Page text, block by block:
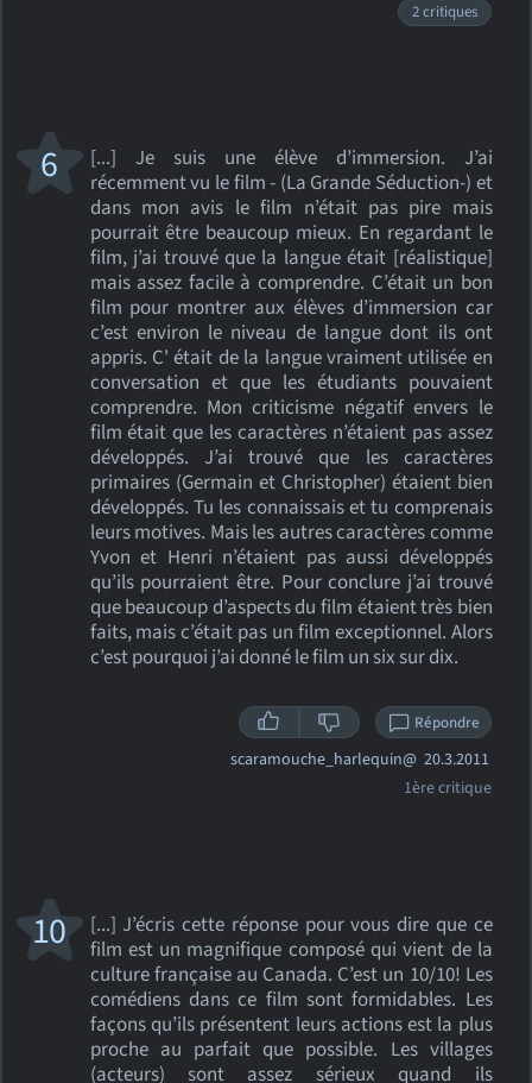
2 critiques
[...] Je suis une élève d’immersion. J’ai
récemment vu le film - (La Grande Séduction-) et
dans mon avis le film n’était pas pire mais
pourrait être beaucoup mieux. En regardant le
film, j’ai trouvé que la langue était [réalistique]
mais assez facile à comprendre. C’était un bon
film pour montrer aux élèves d’immersion car
c’est environ le niveau de langue dont ils ont
appris. C' était de la langue vraiment utilisée en
conversation et que les étudiants pouvaient
comprendre. Mon criticisme négatif envers le
film était que les caractères n’étaient pas assez
développés. J’ai trouvé que les caractères
primaires (Germain et Christopher) étaient bien
développés. Tu les connaissais et tu comprenais
leurs motives. Mais les autres caractères comme
Yvon et Henri n’étaient pas aussi développés
qu’ils pourraient être. Pour conclure j’ai trouvé
que beaucoup d’aspects du film étaient très bien
faits, mais c’était pas un film exceptionnel. Alors
c’est pourquoi j’ai donné le film un six sur dix.
6
Répondre
scaramouche_harlequin@ 20.3.2011
1ère critique
[...] J’écris cette réponse pour vous dire que ce
film est un magnifique composé qui vient de la
culture française au Canada. C’est un 10/10! Les
comédiens dans ce film sont formidables. Les
façons qu’ils présentent leurs actions est la plus
proche au parfait que possible. Les villages
(acteurs) sont assez sérieux quand ils
10